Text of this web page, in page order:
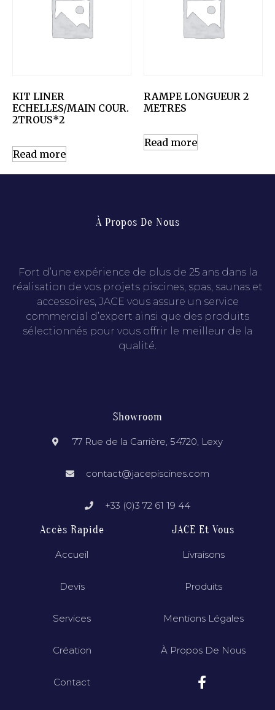
KIT LINER
ECHELLES/MAIN COUR.
2TROUS*2
Read more
RAMPE LONGUEUR 2
METRES
Read more
À Propos De Nous
Fort d’une expérience de plus de 25 ans dans la
réalisation de vos projets piscines, spas, saunas et
accessoires, JACE vous assure un service
commercial d’expert ainsi que des produits
sélectionnés pour vous offrir le meilleur de la
qualité.
Showroom
77 Rue de la Carrière, 54720, Lexy
contact@jacepiscines.com
+33 (0)3 72 61 19 44
Accès Rapide
Accueil
Devis
Services
Création
Contact
JACE Et Vous
Livraisons
Produits
Mentions Légales
À Propos De Nous